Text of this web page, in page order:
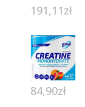
191,11zł
84,90zł